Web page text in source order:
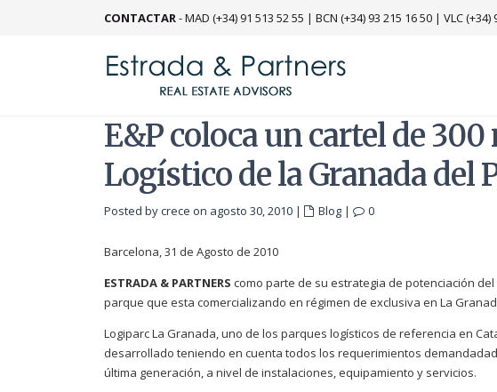
CONTACTAR-MAD (+34) 91 513 52 55 | BCN (+34) 93 215 16 50 | VLC (+34)
E&P coloca un cartel de 300
Logístico de la Granada del
Posted by crece on agosto 30, 2010 | Blog | 0
Barcelona, 31 de Agosto de 2010
ESTRADA & PARTNERS como parte de su estrategia de potenciación
parque que esta comercializando en régimen de exclusiva en La
Logiparc La Granada, uno de los parques logísticos de referencia en
desarrollado teniendo en cuenta todos los requerimientos
última generación, a nivel de instalaciones, equipamiento y servicios.